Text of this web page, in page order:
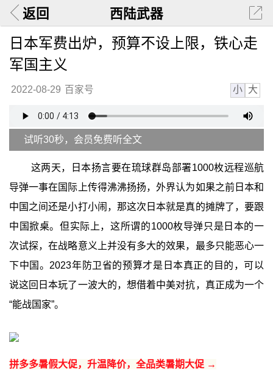
返回 西陆武器
日本军费出炉，预算不设上限，铁心走
军国主义
2022-08-29 百家号 小 大
试听30秒，会员免费听全文
这两天，日本扬言要在琉球群岛部署1000枚远程巡航
导弹一事在国际上传得沸沸扬扬，外界认为如果之前日本和
中国之间还是小打小闹，那这次日本就是真的摊牌了，要跟
中国掀桌。但实际上，这所谓的1000枚导弹只是日本的一
次试探，在战略意义上并没有多大的效果，最多只能恶心一
下中国。2023年防卫省的预算才是日本真正的目的，可以
说这回日本玩了一波大的，想借着中美对抗，真正成为一个
“能战国家”。
拼多多暑假大促，升温降价，全品类暑期大促 →